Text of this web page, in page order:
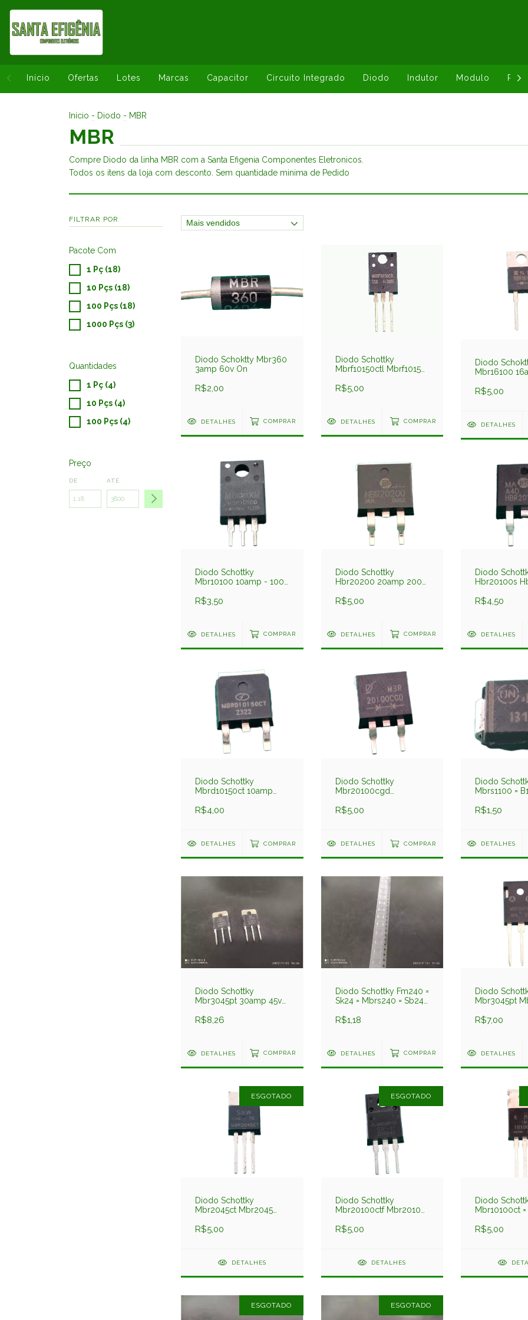
Início Ofertas Lotes Marcas Capacitor Circuito Integrado Diodo Indutor Modulo
Início - Diodo - MBR
MBR
Compre Diodo da linha MBR com a Santa Efigenia Componentes Eletronicos.
Todos os itens da loja com desconto. Sem quantidade minima de Pedido
FILTRAR POR
Pacote Com
1 Pç (18)
10 Pçs (18)
100 Pçs (18)
1000 Pçs (3)
Quantidades
1 Pç (4)
10 Pçs (4)
100 Pçs (4)
Preço
DE ATÉ
Diodo Schoktty Mbr360
3amp 60v On
R$2,00
DETALHES COMPRAR
Diodo Schottky
Mbrf10150ctl Mbrf10150
R$5,00
DETALHES COMPRAR
Diodo
Mbr16100
R$5,00
DETALHES
Diodo Schottky
Mbr10100 10amp - 100v
R$3,50
DETALHES COMPRAR
Diodo Schottky
Hbr20200 20amp 200v
R$5,00
DETALHES COMPRAR
Diodo
Hbr20100s
To263 Jilin
R$4,50
DETALHES
Diodo Schottky
Mbrd10150ct 10amp
Ark
R$4,00
DETALHES COMPRAR
Diodo Schottky
Mbr20100cgd
Smd To263
R$5,00
DETALHES COMPRAR
Diodo
Mbrs1100 =
R$1,50
DETALHES
Diodo Schottky
Mbr3045pt 30amp 45v
R$8,26
DETALHES COMPRAR
Diodo Schottky Fm240 =
Sk24 = Mbrs240 = Sb240
R$1,18
DETALHES COMPRAR
Diodo
Mbr3045pt
R$7,00
DETALHES
ESGOTADO
Diodo Schottky
Mbr2045ct Mbr2045
R$5,00
DETALHES
ESGOTADO
Diodo Schottky
Mbr20100ctf Mbr20100
R$5,00
DETALHES
Diodo
Mbr10100ct
R$5,00
ESGOTADO ESGOTADO